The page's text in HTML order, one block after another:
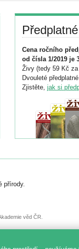
Cena ročního
od čísla 1/2019 je
Živy (tedy 59 Kč
Dvouleté
Zjistěte, jak si
přírody.
věd ČR.